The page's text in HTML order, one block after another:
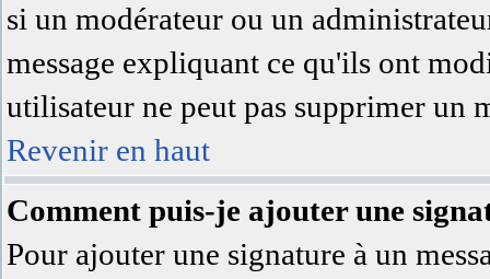
si un modérateur ou un
message expliquant ce qu'ils ont
utilisateur ne peut pas supprimer un
Revenir en haut
Comment puis-je ajouter une
Pour ajouter une signature à un